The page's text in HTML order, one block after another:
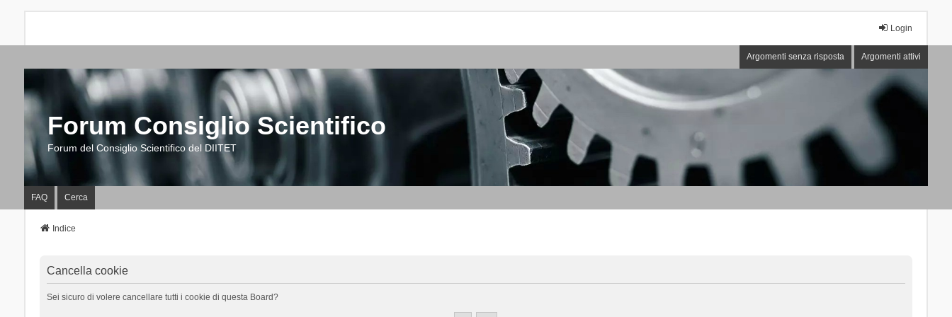
Login
Argomenti senza risposta Argomenti attivi
Forum Consiglio Scientifico
Forum del Consiglio Scientifico del DIITET
FAQ Cerca
Indice
Cancella cookie
Sei sicuro di volere cancellare tutti i cookie di questa Board?